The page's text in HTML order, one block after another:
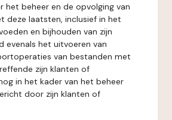
het beheer en de opvolging van
deze laatsten, inclusief in het
en bijhouden van zijn
evenals het uitvoeren van
van bestanden met
zijn klanten of
in het kader van het beheer
door zijn klanten of